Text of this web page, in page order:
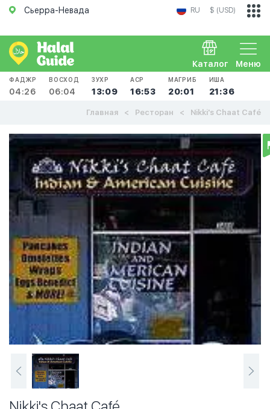
Сьерра-Невада RU $ (USD)
Меню
Каталог
ФАДЖР
04:26
ВОСХОД
06:04
ЗУХР
13:09
АСР
16:53
МАГРИБ
20:01
ИША
21:36
Главная Ресторан Nikki's Chaat Café